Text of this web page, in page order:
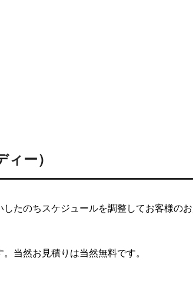
ー）
たのちスケジュールを調整してお客様のお
当然お見積りは当然無料です。